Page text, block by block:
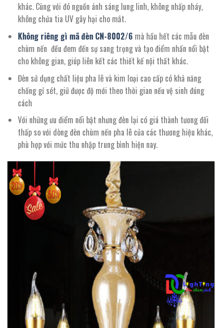
khác. Cùng với đó nguồn ánh sáng lung linh, không nhấp nháy,
không chứa tia UV gây hại cho mắt.
Không riêng gì mã đèn CN-8002/6 mà hầu hết các mẫu đèn
chùm nến đều đem đến sự sang trọng và tạo điểm nhấn nổi bật
cho không gian, giúp liên kết các thiết kế nội thất khác.
Đèn sử dụng chất liệu pha lê và kim loại cao cấp có khả năng
chống gỉ sét, giữ được độ mới theo thời gian nếu vệ sinh đúng
cách
Với những ưu điểm nổi bật nhưng đèn lại có giá thành tương đối
thấp so với dòng đèn chùm nến pha lê của các thương hiệu khác,
phù hợp với mức thu nhập trung bình hiện nay.